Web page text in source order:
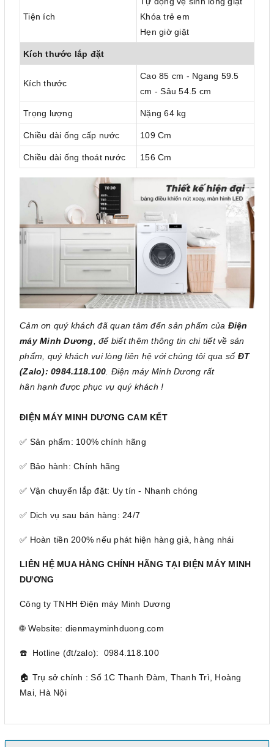
Tiện ích
Khóa trẻ em
Hẹn giờ giặt
Kích thước lắp đặt
Kích thước
Cao 85 cm - Ngang 59.5
cm - Sâu 54.5 cm
Trọng lượng Nặng 64 kg
Chiều dài ống cấp nước 109 Cm
Chiều dài ống thoát nước 156 Cm
Cảm ơn quý khách đã quan tâm đến sản phẩm của Điện
máy Minh Dương, để biết thêm thông tin chi tiết về sản
phẩm, quý khách vui lòng liên hệ với chúng tôi qua số ĐT
(Zalo): 0984.118.100. Điện máy Minh Dương rất
hân hạnh được phục vụ quý khách !
ĐIỆN MÁY MINH DƯƠNG CAM KẾT
✅ Sản phẩm: 100% chính hãng
✅ Bảo hành: Chính hãng
✅ Vận chuyển lắp đặt: Uy tín - Nhanh chóng
✅ Dịch vụ sau bán hàng: 24/7
✅ Hoàn tiền 200% nếu phát hiện hàng giả, hàng nhái
LIÊN HỆ MUA HÀNG CHÍNH HÃNG TẠI ĐIỆN MÁY MINH
DƯƠNG
Công ty TNHH Điện máy Minh Dương
🌐 Website: dienmayminhduong.com
☎️ Hotline (đt/zalo): 0984.118.100
🏠 Trụ sở chính : Số 1C Thanh Đàm, Thanh Trì, Hoàng
Mai, Hà Nội